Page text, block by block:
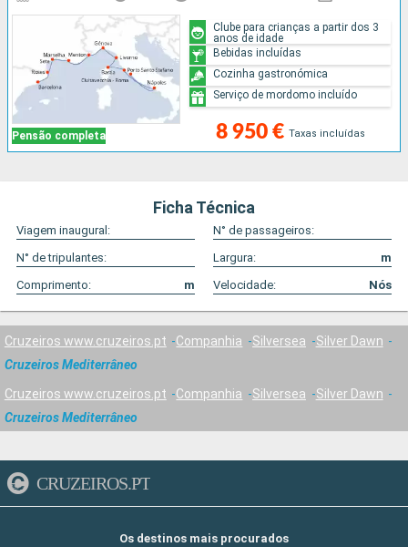
Pensão completa 8 950 € Taxas incluídas
Clube para crianças a partir dos 3
anos de idade
Bebidas incluídas
Cozinha gastronómica
Serviço de mordomo incluído
Ficha Técnica
Viagem inaugural:
N° de passageiros:
N° de tripulantes:
Largura:
m
Comprimento:
m Velocidade: Nós
Cruzeiros www.cruzeiros.pt Companhia Silversea
Silver Dawn
Cruzeiros Mediterrâneo
Cruzeiros www.cruzeiros.pt Companhia Silversea
Silver Dawn
Cruzeiros Mediterrâneo
CRUZEIROS.PT
Os destinos mais procurados